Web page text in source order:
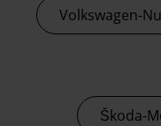
Volkswagen-
Škoda-